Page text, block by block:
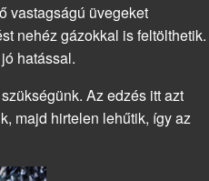
vastagságú üvegeket
nehéz gázokkal is feltölthetik.
hatással.
Az edzés itt azt
majd hirtelen lehűtik, így az